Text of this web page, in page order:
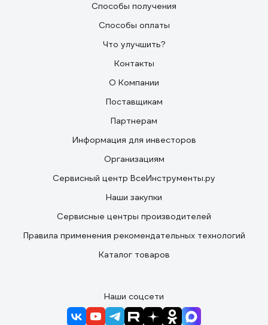
Способы получения
Способы оплаты
Что улучшить?
Контакты
О Компании
Поставщикам
Партнерам
Информация для инвесторов
Организациям
Сервисный центр ВсеИнструменты.ру
Наши закупки
Сервисные центры производителей
Правила применения рекомендательных технологий
Каталог товаров
Наши соцсети